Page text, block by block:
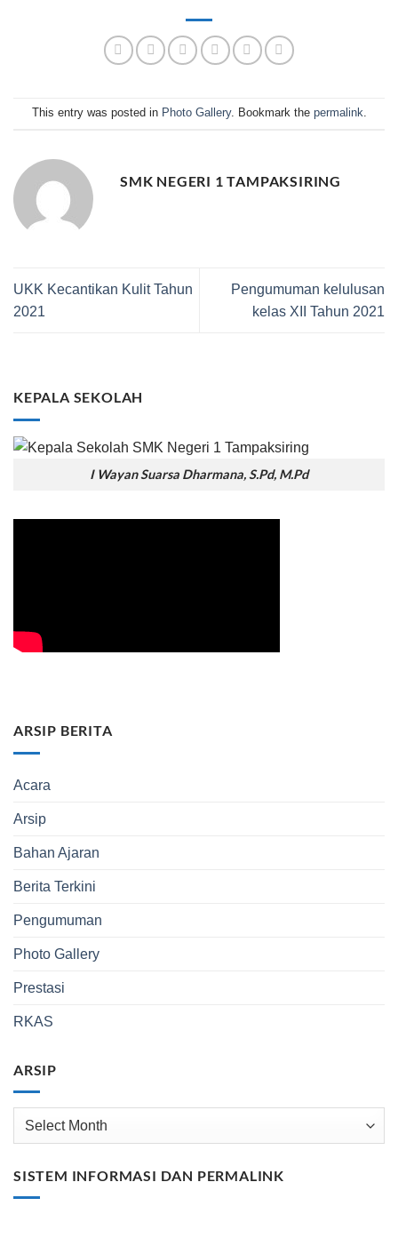
This entry was posted in Photo Gallery. Bookmark the permalink.
SMK NEGERI 1 TAMPAKSIRING
UKK Kecantikan Kulit Tahun
2021
Pengumuman kelulusan
kelas XII Tahun 2021
KEPALA SEKOLAH
I Wayan Suarsa Dharmana, S.Pd, M.Pd
ARSIP BERITA
Acara
Arsip
Bahan Ajaran
Berita Terkini
Pengumuman
Photo Gallery
Prestasi
RKAS
ARSIP
Arsip
SISTEM INFORMASI DAN PERMALINK